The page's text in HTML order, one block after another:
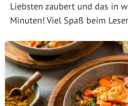
Liebsten zaubert und das in
Minuten! Viel Spaß beim